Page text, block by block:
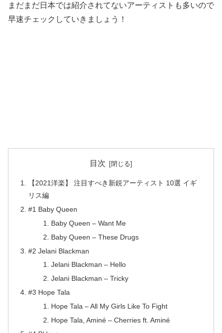
まだまだ日本では紹介されてないアーティストも多いので
早速チェックしていきましょう！
目次
【2021洋楽】 注目すべき新鋭アーティスト 10選 イギ
リス編
#1 Baby Queen
Baby Queen – Want Me
Baby Queen – These Drugs
#2 Jelani Blackman
Jelani Blackman – Hello
Jelani Blackman – Tricky
#3 Hope Tala
Hope Tala – All My Girls Like To Fight
Hope Tala, Aminé – Cherries ft. Aminé